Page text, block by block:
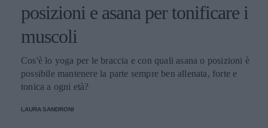
posizioni e asana per tonificare i
muscoli
Cos'è lo yoga per le braccia e con quali asana o posizioni è
possibile mantenere la parte sempre ben allenata, forte e
tonica a ogni età?
LAURA SANDRONI